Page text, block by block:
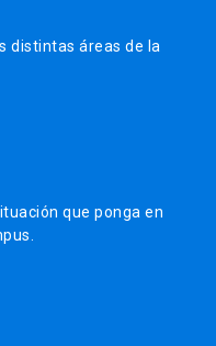
distintas áreas de la
que ponga en